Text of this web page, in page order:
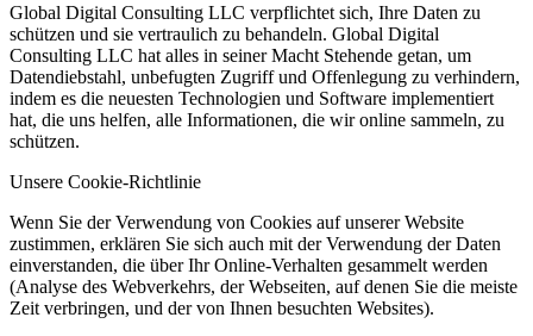
Global Digital Consulting LLC verpflichtet sich, Ihre Daten zu
schützen und sie vertraulich zu behandeln. Global Digital
Consulting LLC hat alles in seiner Macht Stehende getan, um
Datendiebstahl, unbefugten Zugriff und Offenlegung zu verhindern,
indem es die neuesten Technologien und Software implementiert
hat, die uns helfen, alle Informationen, die wir online sammeln, zu
schützen.
Unsere Cookie-Richtlinie
Wenn Sie der Verwendung von Cookies auf unserer Website
zustimmen, erklären Sie sich auch mit der Verwendung der Daten
einverstanden, die über Ihr Online-Verhalten gesammelt werden
(Analyse des Webverkehrs, der Webseiten, auf denen Sie die meiste
Zeit verbringen, und der von Ihnen besuchten Websites).